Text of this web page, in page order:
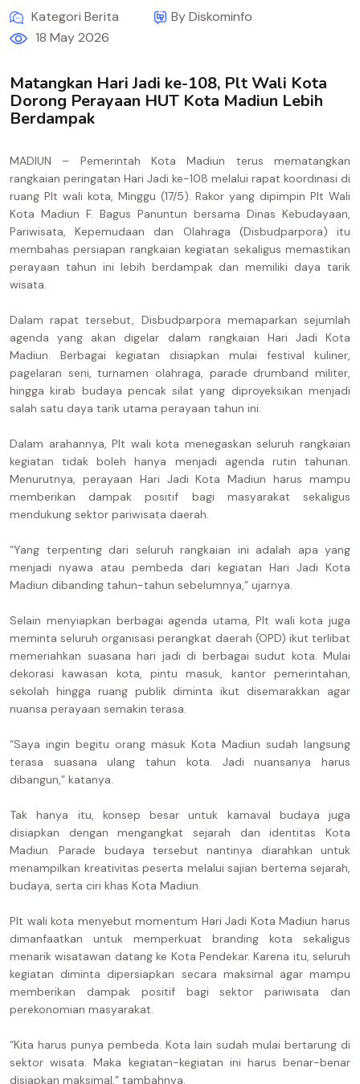
Kategori Berita
By Diskominfo
18 May 2026
Matangkan Hari Jadi ke-108, Plt Wali Kota
Dorong Perayaan HUT Kota Madiun Lebih
Berdampak
MADIUN – Pemerintah Kota Madiun terus mematangkan
rangkaian peringatan Hari Jadi ke-108 melalui rapat koordinasi di
ruang Plt wali kota, Minggu (17/5). Rakor yang dipimpin Plt Wali
Kota Madiun F. Bagus Panuntun bersama Dinas Kebudayaan,
Pariwisata, Kepemudaan dan Olahraga (Disbudparpora) itu
membahas persiapan rangkaian kegiatan sekaligus memastikan
perayaan tahun ini lebih berdampak dan memiliki daya tarik
wisata.
Dalam rapat tersebut, Disbudparpora memaparkan sejumlah
agenda yang akan digelar dalam rangkaian Hari Jadi Kota
Madiun. Berbagai kegiatan disiapkan mulai festival kuliner,
pagelaran seni, turnamen olahraga, parade drumband militer,
hingga kirab budaya pencak silat yang diproyeksikan menjadi
salah satu daya tarik utama perayaan tahun ini.
Dalam arahannya, Plt wali kota menegaskan seluruh rangkaian
kegiatan tidak boleh hanya menjadi agenda rutin tahunan.
Menurutnya, perayaan Hari Jadi Kota Madiun harus mampu
memberikan dampak positif bagi masyarakat sekaligus
mendukung sektor pariwisata daerah.
“Yang terpenting dari seluruh rangkaian ini adalah apa yang
menjadi nyawa atau pembeda dari kegiatan Hari Jadi Kota
Madiun dibanding tahun-tahun sebelumnya,” ujarnya.
Selain menyiapkan berbagai agenda utama, Plt wali kota juga
meminta seluruh organisasi perangkat daerah (OPD) ikut terlibat
memeriahkan suasana hari jadi di berbagai sudut kota. Mulai
dekorasi kawasan kota, pintu masuk, kantor pemerintahan,
sekolah hingga ruang publik diminta ikut disemarakkan agar
nuansa perayaan semakin terasa.
“Saya ingin begitu orang masuk Kota Madiun sudah langsung
terasa suasana ulang tahun kota. Jadi nuansanya harus
dibangun,” katanya.
Tak hanya itu, konsep besar untuk karnaval budaya juga
disiapkan dengan mengangkat sejarah dan identitas Kota
Madiun. Parade budaya tersebut nantinya diarahkan untuk
menampilkan kreativitas peserta melalui sajian bertema sejarah,
budaya, serta ciri khas Kota Madiun.
Plt wali kota menyebut momentum Hari Jadi Kota Madiun harus
dimanfaatkan untuk memperkuat branding kota sekaligus
menarik wisatawan datang ke Kota Pendekar. Karena itu, seluruh
kegiatan diminta dipersiapkan secara maksimal agar mampu
memberikan dampak positif bagi sektor pariwisata dan
perekonomian masyarakat.
“Kita harus punya pembeda. Kota lain sudah mulai bertarung di
sektor wisata. Maka kegiatan-kegiatan ini harus benar-benar
disiapkan maksimal,” tambahnya.